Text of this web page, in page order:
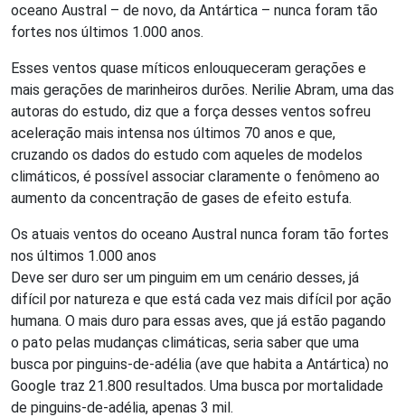
oceano Austral – de novo, da Antártica – nunca foram tão
fortes nos últimos 1.000 anos.
Esses ventos quase míticos enlouqueceram gerações e
mais gerações de marinheiros durões. Nerilie Abram, uma das
autoras do estudo, diz que a força desses ventos sofreu
aceleração mais intensa nos últimos 70 anos e que,
cruzando os dados do estudo com aqueles de modelos
climáticos, é possível associar claramente o fenômeno ao
aumento da concentração de gases de efeito estufa.
Os atuais ventos do oceano Austral nunca foram tão fortes
nos últimos 1.000 anos
Deve ser duro ser um pinguim em um cenário desses, já
difícil por natureza e que está cada vez mais difícil por ação
humana. O mais duro para essas aves, que já estão pagando
o pato pelas mudanças climáticas, seria saber que uma
busca por pinguins-de-adélia (ave que habita a Antártica) no
Google traz 21.800 resultados. Uma busca por mortalidade
de pinguins-de-adélia, apenas 3 mil.